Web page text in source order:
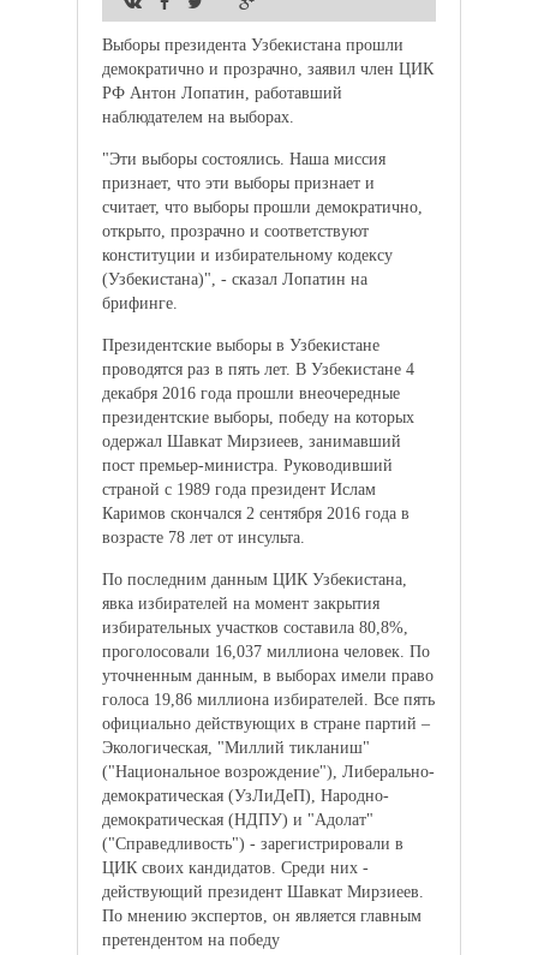
Выборы президента Узбекистана прошли
демократично и прозрачно, заявил член ЦИК
РФ Антон Лопатин, работавший
наблюдателем на выборах.
"Эти выборы состоялись. Наша миссия
признает, что эти выборы признает и
считает, что выборы прошли демократично,
открыто, прозрачно и соответствуют
конституции и избирательному кодексу
(Узбекистана)", - сказал Лопатин на
брифинге.
Президентские выборы в Узбекистане
проводятся раз в пять лет. В Узбекистане 4
декабря 2016 года прошли внеочередные
президентские выборы, победу на которых
одержал Шавкат Мирзиеев, занимавший
пост премьер-министра. Руководивший
страной с 1989 года президент Ислам
Каримов скончался 2 сентября 2016 года в
возрасте 78 лет от инсульта.
По последним данным ЦИК Узбекистана,
явка избирателей на момент закрытия
избирательных участков составила 80,8%,
проголосовали 16,037 миллиона человек. По
уточненным данным, в выборах имели право
голоса 19,86 миллиона избирателей. Все пять
официально действующих в стране партий –
Экологическая, "Миллий тикланиш"
("Национальное возрождение"), Либерально-
демократическая (УзЛиДеП), Народно-
демократическая (НДПУ) и "Адолат"
("Справедливость") - зарегистрировали в
ЦИК своих кандидатов. Среди них -
действующий президент Шавкат Мирзиеев.
По мнению экспертов, он является главным
претендентом на победу